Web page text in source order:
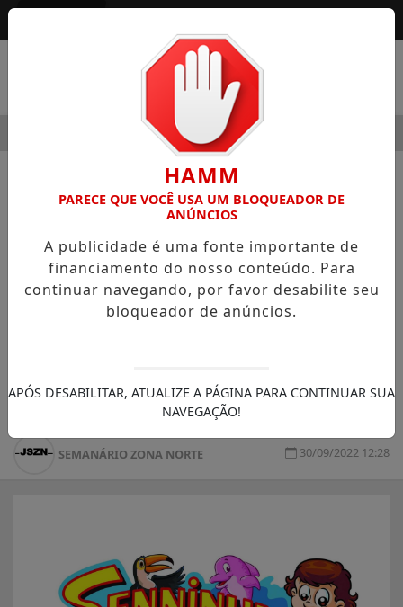
HOSPITAL SAMARITANO HIGIENÓPOLIS
GERAL
Shopping Center Norte promove
sessão exclusiva da atração
"Senninha- Uma Aventura pela
Amazônia" com presença de Bianca
Senna Brands
SEMANÁRIO ZONA NORTE 30/09/2022 12:28
HAMM
PARECE QUE VOCÊ USA UM BLOQUEADOR DE
ANÚNCIOS
A publicidade é uma fonte importante de
financiamento do nosso conteúdo. Para
continuar navegando, por favor desabilite seu
bloqueador de anúncios.
APÓS DESABILITAR, ATUALIZE A PÁGINA PARA CONTINUAR SUA
NAVEGAÇÃO!